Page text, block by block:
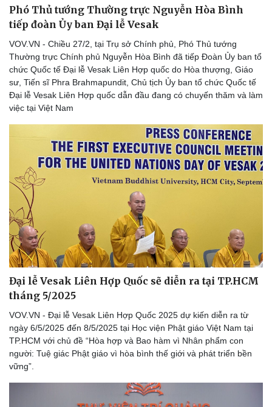
Phó Thủ tướng Thường trực Nguyễn Hòa Bình
tiếp đoàn Ủy ban Đại lễ Vesak
VOV.VN - Chiều 27/2, tại Trụ sở Chính phủ, Phó Thủ tướng
Thường trực Chính phủ Nguyễn Hòa Bình đã tiếp Đoàn Ủy ban tổ
chức Quốc tế Đại lễ Vesak Liên Hợp quốc do Hòa thượng, Giáo
sư, Tiến sĩ Phra Brahmapundit, Chủ tịch Ủy ban tổ chức Quốc tế
Đại lễ Vesak Liên Hợp quốc dẫn đầu đang có chuyến thăm và làm
việc tại Việt Nam
Đại lễ Vesak Liên Hợp Quốc sẽ diễn ra tại TP.HCM
tháng 5/2025
VOV.VN - Đại lễ Vesak Liên Hợp Quốc 2025 dự kiến diễn ra từ
ngày 6/5/2025 đến 8/5/2025 tại Học viện Phật giáo Việt Nam tại
TP.HCM với chủ đề “Hòa hợp và Bao hàm vì Nhân phẩm con
người: Tuệ giác Phật giáo vì hòa bình thế giới và phát triển bền
vững”.